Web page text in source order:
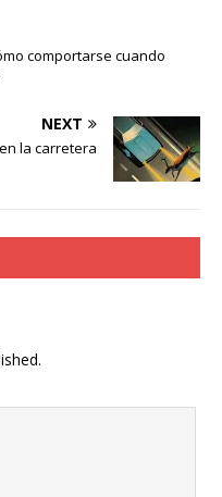
comportarse cuando
NEXT
la carretera